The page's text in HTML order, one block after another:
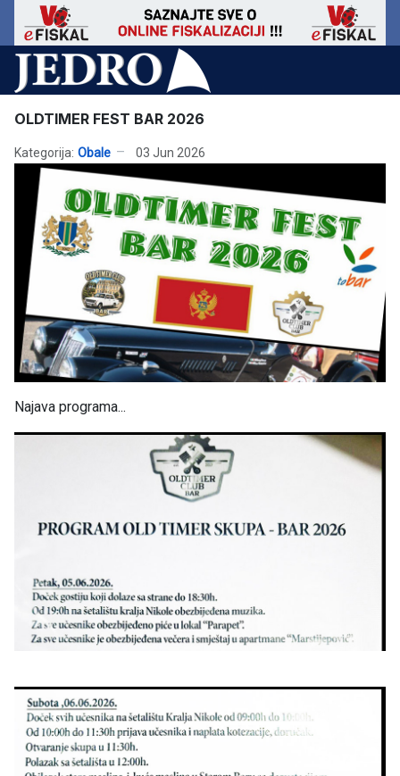
OLDTIMER FEST BAR 2026
Kategorija: Obale 03 Jun 2026
Najava programa...